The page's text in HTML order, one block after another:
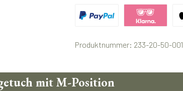
Produktnummer: 233-20-50-001
mit M-Position